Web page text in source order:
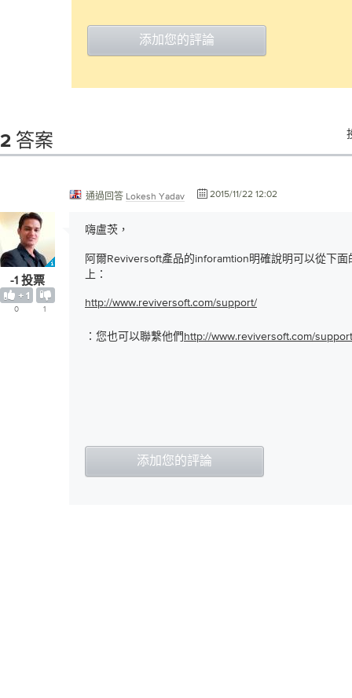
添加您的評論
2 答案
通過回答 Lokesh Yadav 2015/11/22 12:02
-1 投票
0 1
嗨盧茨，
阿爾Reviversoft產品的inforamtion明確說明可以從下
上：
http://www.reviversoft.com/support/
：您也可以聯繫他們http://www.reviversoft.com/
添加您的評論